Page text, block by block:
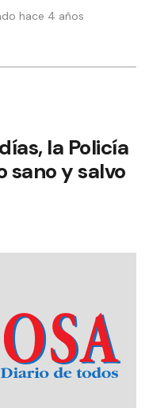
hace 4 años
la Policía
sano y salvo